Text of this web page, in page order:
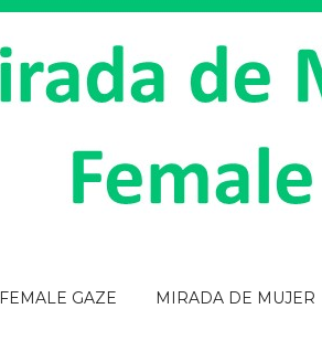
FEMALE GAZE MIRADA DE MUJER